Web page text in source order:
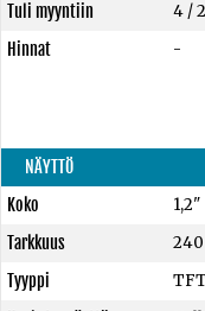
Tuli myyntiin
4 /
Hinnat
-
NÄYTTÖ
Koko
1,2"
Tarkkuus
Tyyppi